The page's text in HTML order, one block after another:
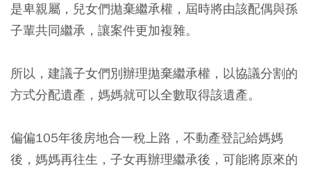
是卑親屬，兒女們拋棄繼承權，屆時將由該配偶與孫
子輩共同繼承，讓案件更加複雜。
所以， 建議子女們別辦理拋棄繼承權，以協議分割的
方式分配遺產，媽媽就可以全數取得該遺產。
偏偏105年後房地合一稅上路，不動產登記給媽媽
後，媽媽再往生，子女再辦理繼承後，可能將原來的